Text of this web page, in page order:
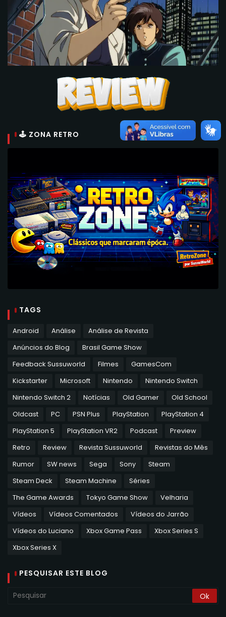
🕹 ZONA RETRO
TAGS
Android Análise
Análise de Revista
Anúncios do Blog
Brasil Game Show
Feedback Sussuworld
Filmes
GamesCom
Kickstarter
Microsoft Nintendo
Nintendo Switch
Nintendo Switch 2
Notícias Old Gamer
Old School
Oldcast
PC PSN Plus PlayStation
PlayStation 4
PlayStation 5
PlayStation VR2 Podcast
Preview
Retro
Review Revista Sussuworld
Revistas do Mês
Rumor
SW news Sega Sony
Steam
Steam Deck
Steam Machine
Séries
The Game Awards
Tokyo Game Show
Velharia
Vídeos
Vídeos Comentados
Vídeos do Jarrão
Vídeos do Luciano
Xbox Game Pass
Xbox Series S
Xbox Series X
PESQUISAR ESTE BLOG